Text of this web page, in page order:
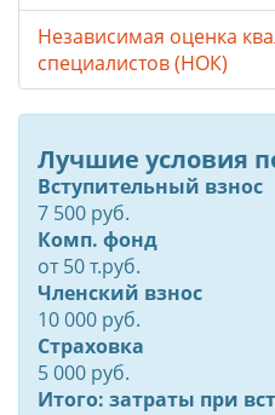
Независимая оценка
специалистов (НОК)
Лучшие условия
Вступительный взнос
7 500 руб.
Комп. фонд
от50т.руб.
Членский взнос
10 000 руб.
Страховка
5 000 руб.
Итого: затраты при